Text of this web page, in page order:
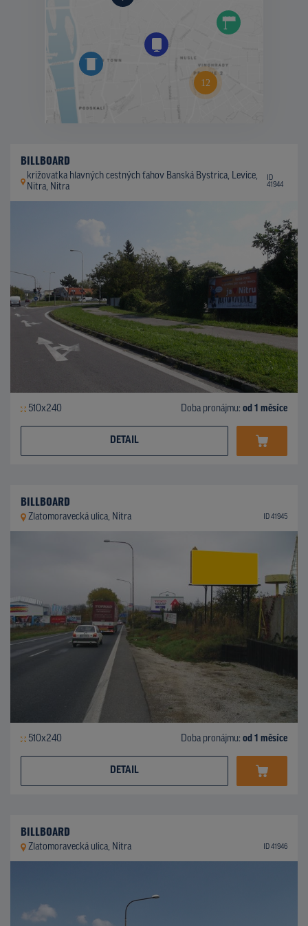
BILLBOARD
križovatka hlavných cestných ťahov Banská Bystrica, Levice,
Nitra, Nitra
ID
41944
510x240 Doba pronájmu: od 1 měsíce
DETAIL
BILLBOARD
Zlatomoravecká ulica, Nitra ID 41945
510x240 Doba pronájmu: od 1 měsíce
DETAIL
BILLBOARD
Zlatomoravecká ulica, Nitra ID 41946